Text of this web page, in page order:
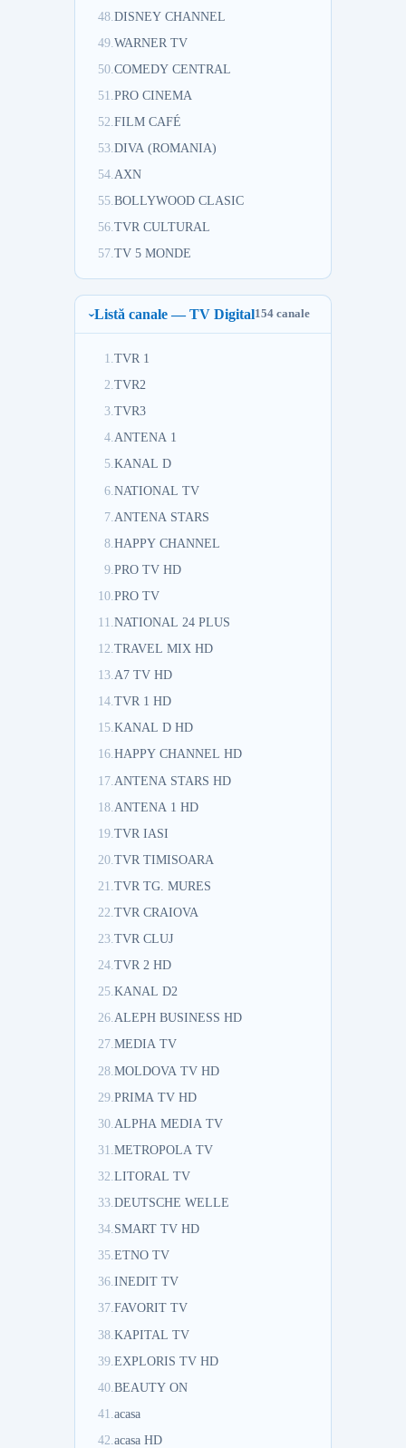
48.DISNEY CHANNEL
49.WARNER TV
50.COMEDY CENTRAL
51.PRO CINEMA
52.FILM CAFÉ
53.DIVA (ROMANIA)
54. AXN
55.BOLLYWOOD CLASIC
56.TVR CULTURAL
57.TV 5 MONDE
Listă canale — TV Digital154 canale
1.TVR 1
2.TVR2
3.TVR3
4.ANTENA 1
5.KANAL D
6.NATIONAL TV
7. ANTENA STARS
8.HAPPY CHANNEL
9.PRO TV HD
10.PRO TV
11.NATIONAL 24 PLUS
12.TRAVEL MIX HD
13. A7 TV HD
14.TVR 1 HD
15.KANAL D HD
16.HAPPY CHANNEL HD
17. ANTENA STARS HD
18. ANTENA 1 HD
19.TVR IASI
20.TVR TIMISOARA
21.TVR TG. MURES
22.TVR CRAIOVA
23.TVR CLUJ
24.TVR 2 HD
25.KANAL D2
26.ALEPH BUSINESS HD
27.MEDIA TV
28.MOLDOVA TV HD
29.PRIMA TV HD
30. ALPHA MEDIA TV
31.METROPOLA TV
32.LITORAL TV
33.DEUTSCHE WELLE
34. SMART TV HD
35.ETNO TV
36.INEDIT TV
37.FAVORIT TV
38.KAPITAL TV
39.EXPLORIS TV HD
40.BEAUTY ON
41.acasa
42.acasa HD